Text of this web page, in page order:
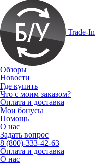
Trade-In
Обзоры
Новости
Где купить
Что с моим заказом?
Оплата и доставка
Мои бонусы
Помощь
О нас
Задать вопрос
8 (800)-333-42-63
Оплата и доставка
О нас